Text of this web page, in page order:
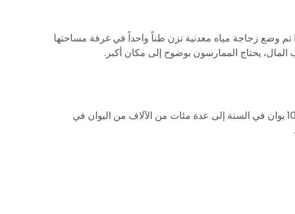
تم وضع زجاجة مياه معدنية تزن طناً واحداً في غرفة مساحتها
في رأي وانغ يوي، هذه هي النقطة الأكثر أهمية. لقد قفز الربح من أكثر من 100,000 يوان في السنة إلى عدة مئات من الآلاف من اليوان في